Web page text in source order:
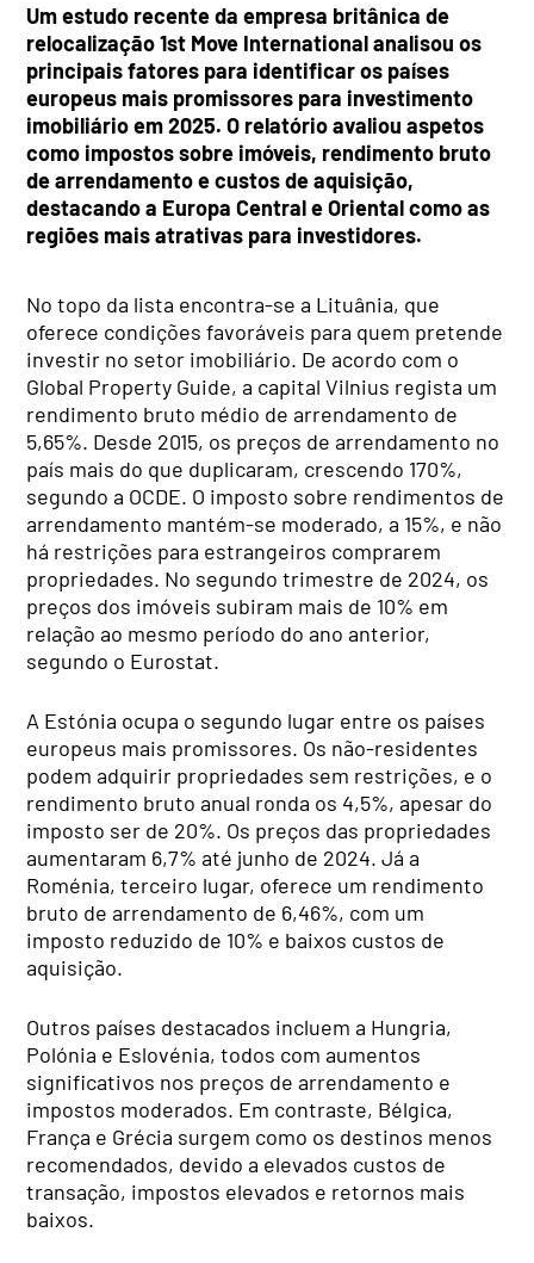
Um estudo recente da empresa britânica de
relocalização 1st Move International analisou os
principais fatores para identificar os países
europeus mais promissores para investimento
imobiliário em 2025. O relatório avaliou aspetos
como impostos sobre imóveis, rendimento bruto
de arrendamento e custos de aquisição,
destacando a Europa Central e Oriental como as
regiões mais atrativas para investidores.
No topo da lista encontra-se a Lituânia, que
oferece condições favoráveis para quem pretende
investir no setor imobiliário. De acordo com o
Global Property Guide, a capital Vilnius regista um
rendimento bruto médio de arrendamento de
5,65%. Desde 2015, os preços de arrendamento no
país mais do que duplicaram, crescendo 170%,
segundo a OCDE. O imposto sobre rendimentos de
arrendamento mantém-se moderado, a 15%, e não
há restrições para estrangeiros comprarem
propriedades. No segundo trimestre de 2024, os
preços dos imóveis subiram mais de 10% em
relação ao mesmo período do ano anterior,
segundo o Eurostat.
A Estónia ocupa o segundo lugar entre os países
europeus mais promissores. Os não-residentes
podem adquirir propriedades sem restrições, e o
rendimento bruto anual ronda os 4,5%, apesar do
imposto ser de 20%. Os preços das propriedades
aumentaram 6,7% até junho de 2024. Já a
Roménia, terceiro lugar, oferece um rendimento
bruto de arrendamento de 6,46%, com um
imposto reduzido de 10% e baixos custos de
aquisição.
Outros países destacados incluem a Hungria,
Polónia e Eslovénia, todos com aumentos
significativos nos preços de arrendamento e
impostos moderados. Em contraste, Bélgica,
França e Grécia surgem como os destinos menos
recomendados, devido a elevados custos de
transação, impostos elevados e retornos mais
baixos.